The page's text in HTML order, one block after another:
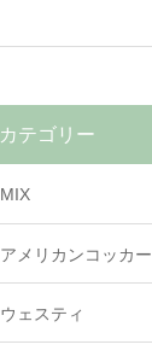
カテゴリー
MIX
アメリカンコッカー
ウェスティ